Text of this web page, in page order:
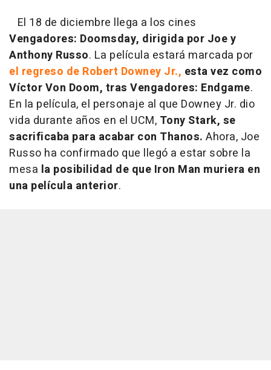
El 18 de diciembre llega a los cines
Vengadores: Doomsday, dirigida por Joe y
Anthony Russo. La película estará marcada por
el regreso de Robert Downey Jr., esta vez como
Víctor Von Doom, tras Vengadores: Endgame.
En la película, el personaje al que Downey Jr. dio
vida durante años en el UCM, Tony Stark, se
sacrificaba para acabar con Thanos. Ahora, Joe
Russo ha confirmado que llegó a estar sobre la
mesa la posibilidad de que Iron Man muriera en
una película anterior.